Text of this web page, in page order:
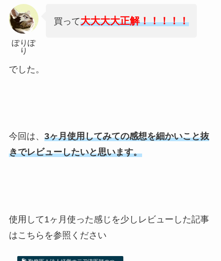
ぽりぽ
り
買って大大大大正解！！！！！
でした。
今回は、 3ヶ月使用してみての感想を細かいこと抜
きでレビューしたいと思います。
使用して1ヶ月使った感じを少しレビューした記事
はこちらを参照ください